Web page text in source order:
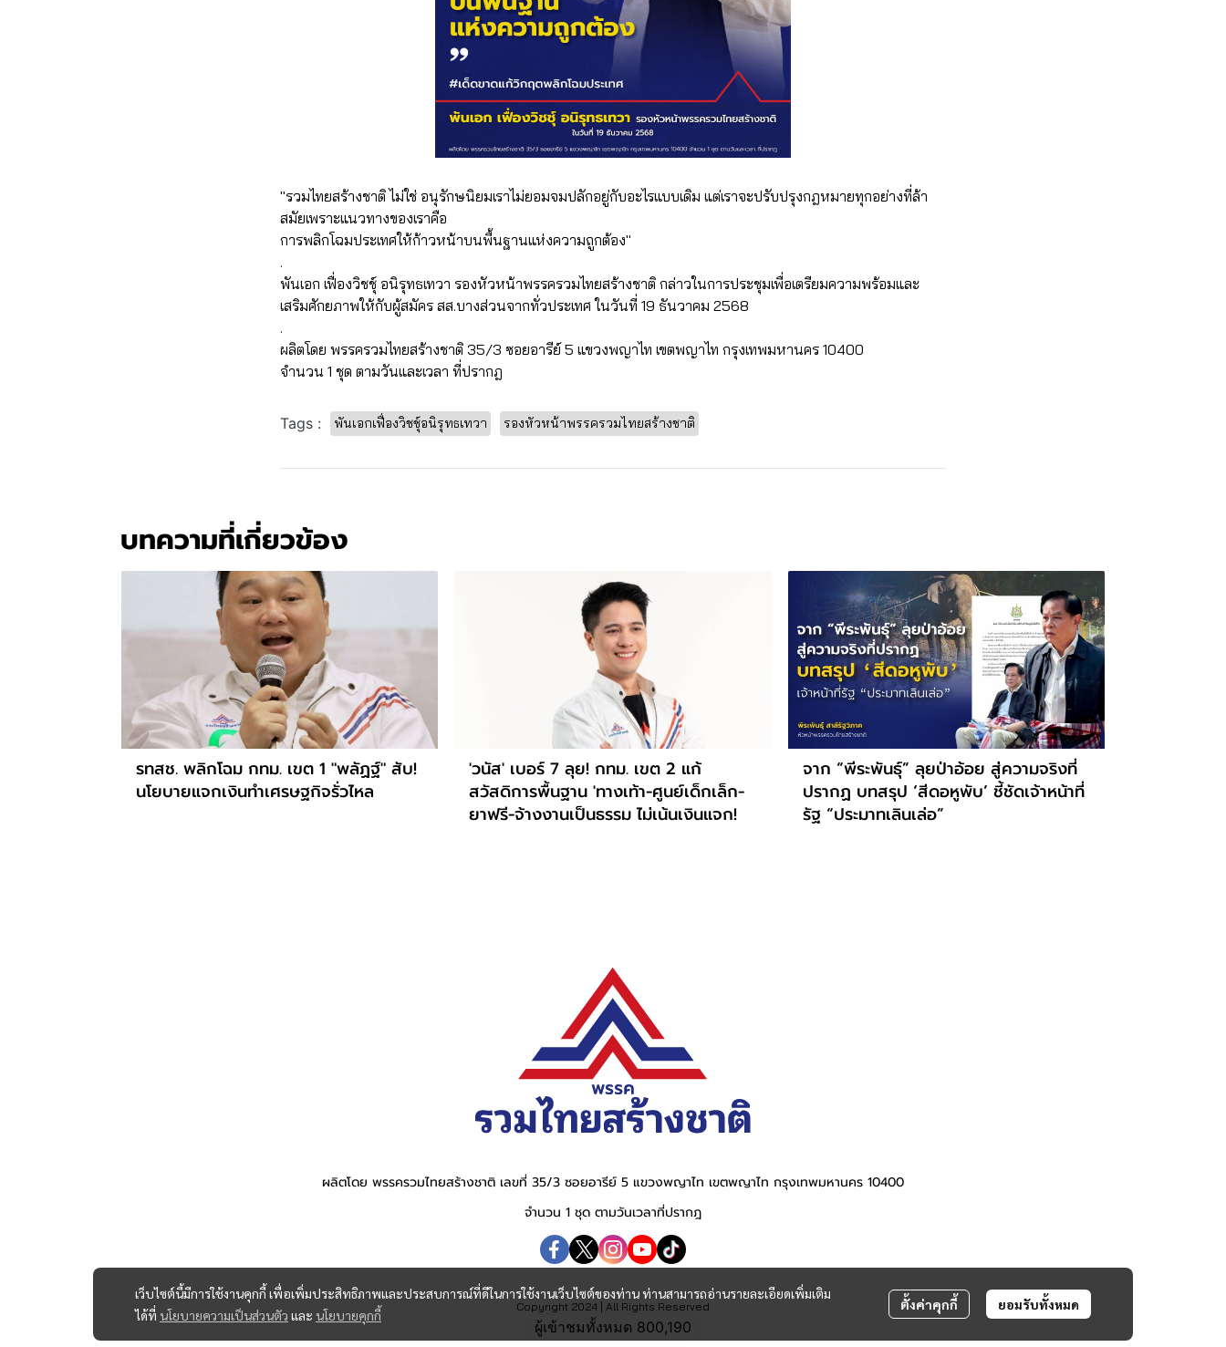
"รวมไทยสร้างชาติ ไม่ใช่ อนุรักษนิยมเราไม่ยอมจมปลักอยู่กับอะไรแบบเดิม แต่เราจะปรับปรุงกฎหมายทุกอย่างที่ล้า
สมัยเพราะแนวทางของเราคือ
การพลิกโฉมประเทศให้ก้าวหน้าบนพื้นฐานแห่งความถูกต้อง"
.
พันเอก เฟื่องวิชชุ์ อนิรุทธเทวา รองหัวหน้าพรรครวมไทยสร้างชาติ กล่าวในการประชุมเพื่อเตรียมความพร้อมและ
เสริมศักยภาพให้กับผู้สมัคร สส.บางส่วนจากทั่วประเทศ ในวันที่ 19 ธันวาคม 2568
.
ผลิตโดย พรรครวมไทยสร้างชาติ 35/3 ซอยอารีย์ 5 แขวงพญาไท เขตพญาไท กรุงเทพมหานคร 10400
จำนวน 1 ชุด ตามวันและเวลา ที่ปรากฎ
Tags : พันเอกเฟื่องวิชชุ์อนิรุทธเทวา รองหัวหน้าพรรครวมไทยสร้างชาติ
บทความที่เกี่ยวข้อง
รทสช. พลิกโฉม กทม. เขต 1 "พลัฏฐ์" สับ!
นโยบายแจกเงินทำเศรษฐกิจรั่วไหล
'วนัส' เบอร์ 7 ลุย! กทม. เขต 2 แก้
สวัสดิการพื้นฐาน 'ทางเท้า-ศูนย์เด็กเล็ก-
ยาฟรี-จ้างงานเป็นธรรม ไม่เน้นเงินแจก!
จาก “พีระพันธุ์” ลุยป่าอ้อย สู่ความจริงที่
ปรากฏ บทสรุป ‘สีดอหูพับ’ ชี้ชัดเจ้าหน้าที่
รัฐ “ประมาทเลินเล่อ”
เว็บไซต์นี้มีการใช้งานคุกกี้ เพื่อเพิ่มประสิทธิภาพและประสบการณ์ที่ดีในการใช้งานเว็บไซต์ของท่าน ท่านสามารถอ่านรายละเอียดเพิ่มเติม
ได้ที่ นโยบายความเป็นส่วนตัว และ นโยบายคุกกี้
ตั้งค่าคุกกี้ ยอมรับทั้งหมด
ผลิตโดย พรรครวมไทยสร้างชาติ เลขที่ 35/3 ซอยอารีย์ 5 แขวงพญาไท เขตพญาไท กรุงเทพมหานคร 10400
จำนวน 1 ชุด ตามวันเวลาที่ปรากฎ
Copyright 2024 | All Rights Reserved
ผู้เข้าชมวันนี้ 5,233